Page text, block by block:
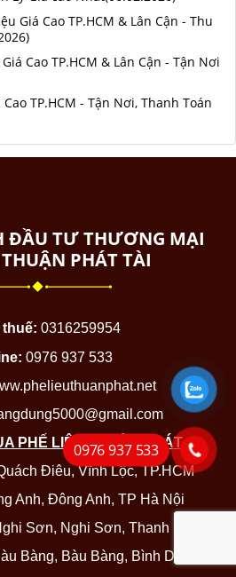
Giá Cao TP.HCM & Lân Cận - Thu
Cao TP.HCM & Lân Cận - Tận Nơi
TP.HCM - Tận Nơi, Thanh Toán
ĐẦU TƯ THƯƠNG MẠI
PHÁT TÀI
thuế: 0316259954
0976 937 533
PHẾ LIỆU THUẬN PHÁT
Điêu, Vĩnh Lộc, TP.HCM
Anh, Đông Anh, TP Hà Nội
Sơn, Nghi Sơn, Thanh Hóa
Bàng, Bàu Bàng, Bình Dương
0976 937 533